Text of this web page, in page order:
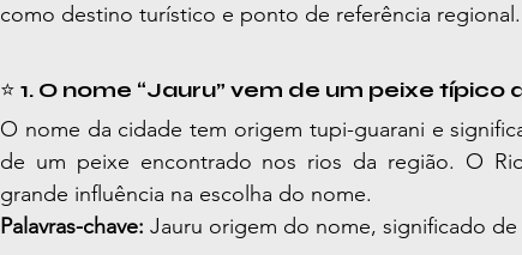
como destino turístico e ponto de referência regional.
⭐ 1. O nome “Jauru” vem de um peixe típico
O nome da cidade tem origem tupi-guarani e
de um peixe encontrado nos rios da região. O
grande influência na escolha do nome.
Palavras-chave: Jauru origem do nome, significado de